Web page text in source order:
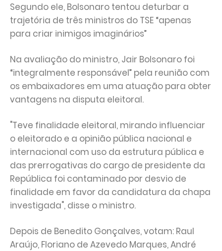
Segundo ele, Bolsonaro tentou deturbar a
trajetória de três ministros do TSE “apenas
para criar inimigos imaginários”
Na avaliação do ministro, Jair Bolsonaro foi
“integralmente responsável” pela reunião com
os embaixadores em uma atuação para obter
vantagens na disputa eleitoral.
"Teve finalidade eleitoral, mirando influenciar
o eleitorado e a opinião pública nacional e
internacional com uso da estrutura pública e
das prerrogativas do cargo de presidente da
República foi contaminado por desvio de
finalidade em favor da candidatura da chapa
investigada", disse o ministro.
Depois de Benedito Gonçalves, votam: Raul
Araújo, Floriano de Azevedo Marques, André